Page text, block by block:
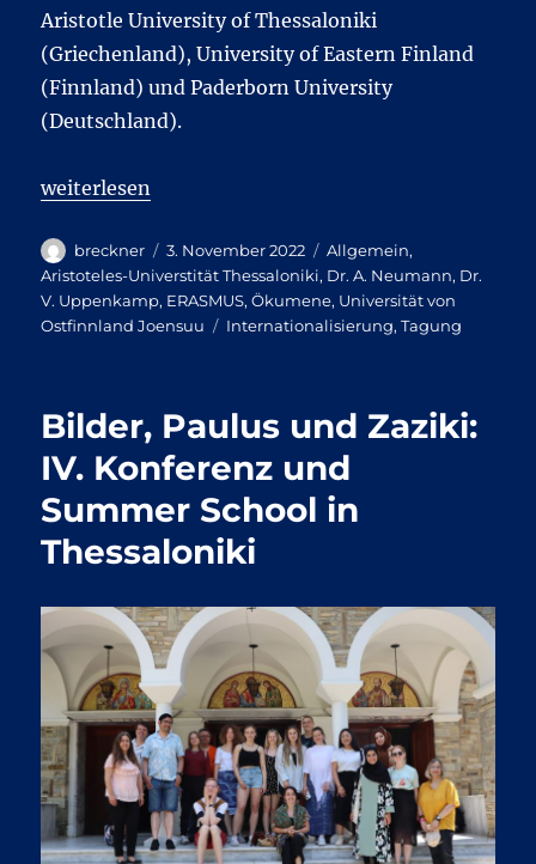
Aristotle University of Thessaloniki
(Griechenland), University of Eastern Finland
(Finnland) und Paderborn University
(Deutschland).
„No Communication Gaps Concerning Research on
weiterlesen
Autor
breckner
Veröffentlicht
am
3. November 2022 Kategorien
Allgemein,
Aristoteles-Universtität Thessaloniki, Dr. A. Neumann, Dr.
V. Uppenkamp, ERASMUS,Ökumene, Universität von
Ostfinnland Joensuu
Schlagwörter
Internationalisierung,Tagung
Bilder, Paulus und Zaziki:
IV. Konferenz und
Summer School in
Thessaloniki